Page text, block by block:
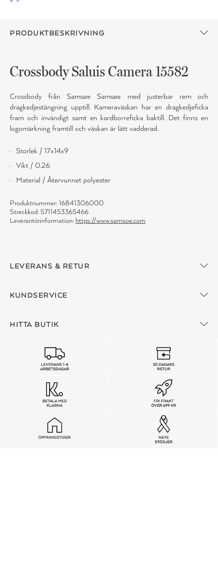
PRODUKTBESKRIVNING
Crossbody Saluis Camera 15582
Crossbody från Samsøe Samsøe med justerbar rem och
dragkedjestängning upptill. Kameraväskan har en dragkedjeficka
fram och invändigt samt en kardborreficka baktill. Det finns en
logomärkning framtill och väskan är lätt vadderad.
Storlek / 17x14x9
Vikt / 0.26
Material / Återvunnet polyester
Produktnummer: 16841306000
Streckkod: 5711453365466
Leverantörinformation: https://www.samsoe.com
LEVERANS & RETUR
KUNDSERVICE
HITTA BUTIK